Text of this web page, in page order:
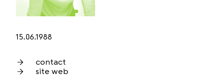
15.06.1988
contact
site web